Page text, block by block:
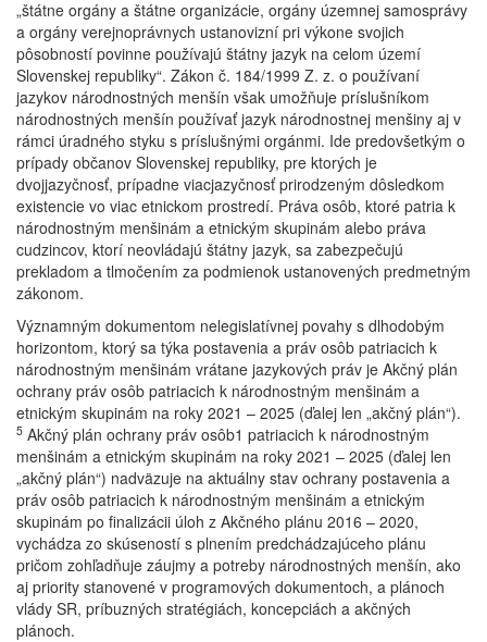
„štátne orgány a štátne organizácie, orgány územnej samosprávy
a orgány verejnoprávnych ustanovizní pri výkone svojich
pôsobností povinne používajú štátny jazyk na celom území
Slovenskej republiky“. Zákon č. 184/1999 Z. z. o používaní
jazykov národnostných menšín však umožňuje príslušníkom
národnostných menšín používať jazyk národnostnej menšiny aj v
rámci úradného styku s príslušnými orgánmi. Ide predovšetkým o
prípady občanov Slovenskej republiky, pre ktorých je
dvojjazyčnosť, prípadne viacjazyčnosť prirodzeným dôsledkom
existencie vo viac etnickom prostredí. Práva osôb, ktoré patria k
národnostným menšinám a etnickým skupinám alebo práva
cudzincov, ktorí neovládajú štátny jazyk, sa zabezpečujú
prekladom a tlmočením za podmienok ustanovených predmetným
zákonom.
Významným dokumentom nelegislatívnej povahy s dlhodobým
horizontom, ktorý sa týka postavenia a práv osôb patriacich k
národnostným menšinám vrátane jazykových práv je Akčný plán
ochrany práv osôb patriacich k národnostným menšinám a
etnickým skupinám na roky 2021 – 2025 (ďalej len „akčný plán“).
5 Akčný plán ochrany práv osôb1 patriacich k národnostným
menšinám a etnickým skupinám na roky 2021 – 2025 (ďalej len
„akčný plán“) nadväzuje na aktuálny stav ochrany postavenia a
práv osôb patriacich k národnostným menšinám a etnickým
skupinám po finalizácii úloh z Akčného plánu 2016 – 2020,
vychádza zo skúseností s plnením predchádzajúceho plánu
pričom zohľadňuje záujmy a potreby národnostných menšín, ako
aj priority stanovené v programových dokumentoch, a plánoch
vlády SR, príbuzných stratégiách, koncepciách a akčných
plánoch.